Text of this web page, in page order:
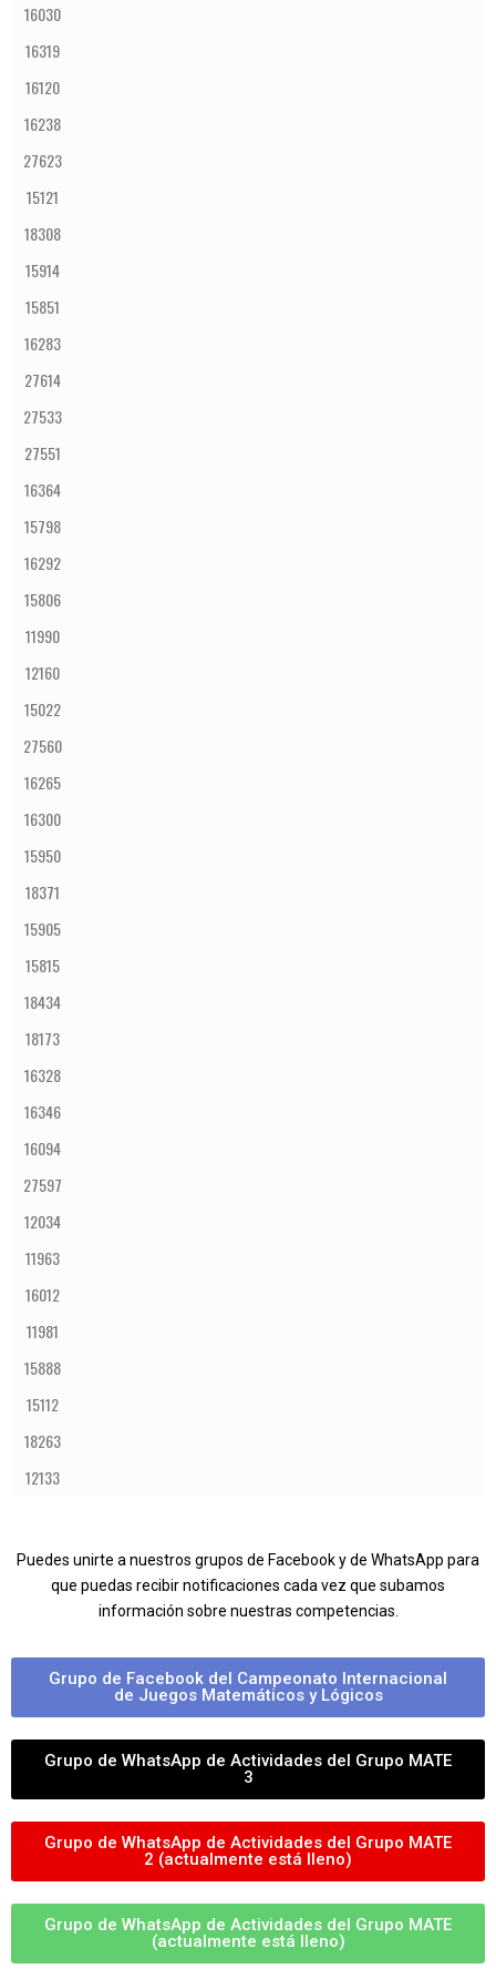
16030
16319
16120
16238
27623
15121
18308
15914
15851
16283
27614
27533
27551
16364
15798
16292
15806
11990
12160
15022
27560
16265
16300
15950
18371
15905
15815
18434
18173
16328
16346
16094
27597
12034
11963
16012
11981
15888
15112
18263
12133
Puedes unirte a nuestros grupos de Facebook y de WhatsApp para
que puedas recibir notificaciones cada vez que subamos
información sobre nuestras competencias.
Grupo de Facebook del Campeonato Internacional
de Juegos Matemáticos y Lógicos
Grupo de WhatsApp de Actividades del Grupo MATE
3
Grupo de WhatsApp de Actividades del Grupo MATE
2 (actualmente está lleno)
Grupo de WhatsApp de Actividades del Grupo MATE
(actualmente está lleno)